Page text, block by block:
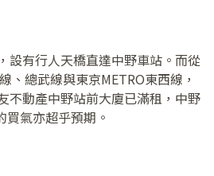
設有行人天橋直達中野車站。而從
、總武線與東京METRO東西線，
不動產中野站前大廈已滿租，中野
買氣亦超乎預期。